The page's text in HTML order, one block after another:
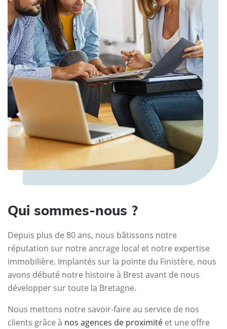
Qui sommes-nous ?
Depuis plus de 80 ans, nous bâtissons notre
réputation sur notre ancrage local et notre expertise
immobilière. Implantés sur la pointe du Finistère, nous
avons débuté notre histoire à Brest avant de nous
développer sur toute la Bretagne.
Nous mettons notre savoir-faire au service de nos
clients grâce à nos agences de proximité et une offre